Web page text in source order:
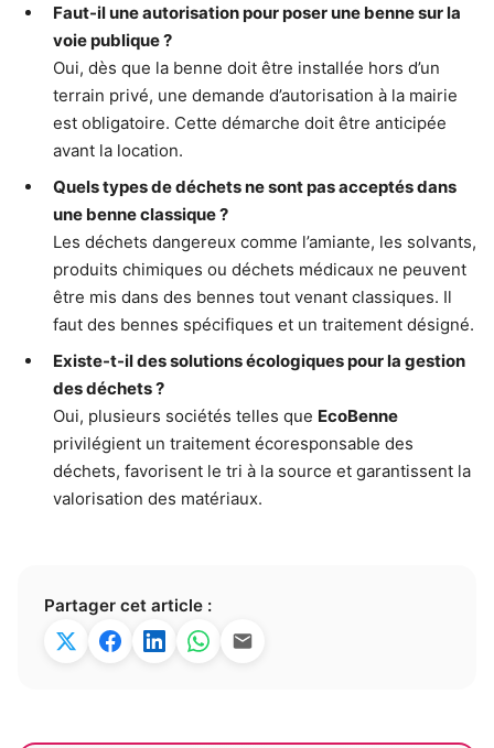
Faut-il une autorisation pour poser une benne sur la
voie publique ?
Oui, dès que la benne doit être installée hors d’un
terrain privé, une demande d’autorisation à la mairie
est obligatoire. Cette démarche doit être anticipée
avant la location.
Quels types de déchets ne sont pas acceptés dans
une benne classique ?
Les déchets dangereux comme l’amiante, les solvants,
produits chimiques ou déchets médicaux ne peuvent
être mis dans des bennes tout venant classiques. Il
faut des bennes spécifiques et un traitement désigné.
Existe-t-il des solutions écologiques pour la gestion
des déchets ?
Oui, plusieurs sociétés telles que EcoBenne
privilégient un traitement écoresponsable des
déchets, favorisent le tri à la source et garantissent la
valorisation des matériaux.
Partager cet article :